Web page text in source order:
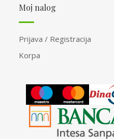
Moj nalog
Prijava / Registracija
Korpa